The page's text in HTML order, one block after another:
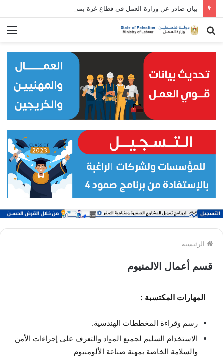
بحث
الرئيسية
قسم أعمال الالمنيوم
المهارات المكتسبة :
رسم وقراءة المخططات الهندسية.
الاستخدام السليم لجميع المواد والتعرف على إجراءات الأمن
والسلامة الخاصة بمهنة صناعة الألومنيوم